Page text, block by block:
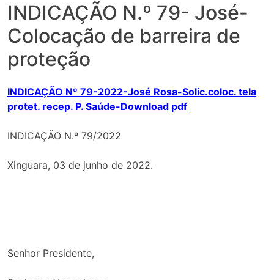
INDICAÇÃO N.º 79- José-
Colocação de barreira de
proteção
INDICAÇÃO Nº 79-2022-José Rosa-Solic.coloc. tela
protet. recep. P. Saúde-Download pdf
INDICAÇÃO N.º 79/2022
Xinguara, 03 de junho de 2022.
Senhor Presidente,